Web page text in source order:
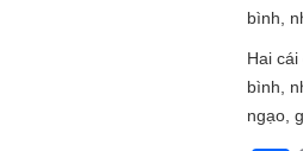
bình,
Hai
bình,
ngạo,